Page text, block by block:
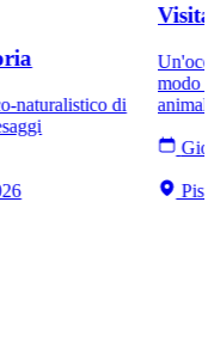
naturalistico di
modo